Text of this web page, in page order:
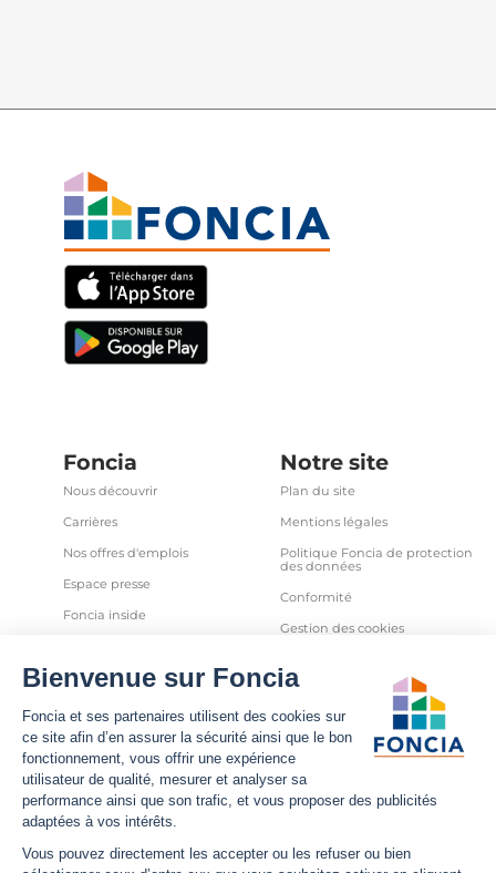
Foncia
Nous découvrir
Carrières
Nos offres d'emplois
Espace presse
Foncia inside
Partenaires
Notre site
Plan du site
Mentions légales
Politique Foncia de protection
des données
Conformité
Gestion des cookies
et autres traceurs
Sécurité informatique
Déclaration d'accessibilité
Infos utiles
Nous contacter
Nous suivre
Facebook